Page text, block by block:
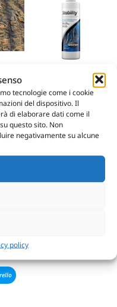
tecnologie come i cookie
del dispositivo. Il
di elaborare dati come il
questo sito. Non
negativamente su alcune
policy
SEACHEM – STABILITY
€10.70 - €21.60
Scegli